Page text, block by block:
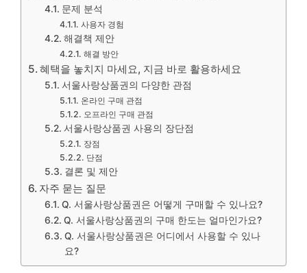
문제 분석
사용자 경험
해결책 제안
해결 방안
혜택을 놓치지 마세요, 지금 바로 활용하세요
서울사랑상품권의 다양한 관점
온라인 구매 관점
오프라인 구매 관점
서울사랑상품권 사용의 장단점
장점
단점
결론 및 제안
자주 묻는 질문
Q. 서울사랑상품권은 어떻게 구매할 수 있나요?
Q. 서울사랑상품권의 구매 한도는 얼마인가요?
Q. 서울사랑상품권은 어디에서 사용할 수 있나
요?